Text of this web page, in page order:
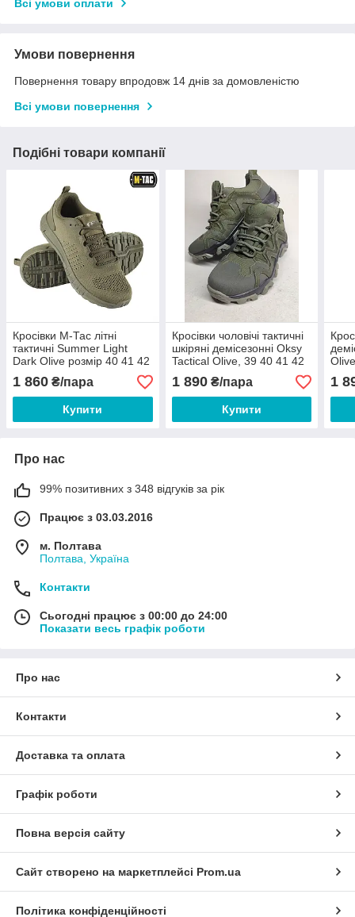
Всі умови оплати
Умови повернення
Повернення товару впродовж 14 днів за домовленістю
Всі умови повернення
Подібні товари компанії
Кросівки М-Тас літні
тактичні Summer Light
Dark Olive розмір 40 41 42
43 44 45 46 47
1 860 ₴/пара
Купити
Кросівки чоловічі тактичні
шкіряні демісезонні Oksy
Tactical Olive, 39 40 41 42
43 44 45 46
1 890₴/пара
Купити
46
1
Про нас
99% позитивних з 348 відгуків за рік
Працює з 03.03.2016
м. Полтава
Полтава, Україна
Контакти
Сьогодні працює з 00:00 до 24:00
Показати весь графік роботи
Про нас
Контакти
Доставка та оплата
Графік роботи
Повна версія сайту
Сайт створено на маркетплейсі Prom.ua
Політика конфіденційності